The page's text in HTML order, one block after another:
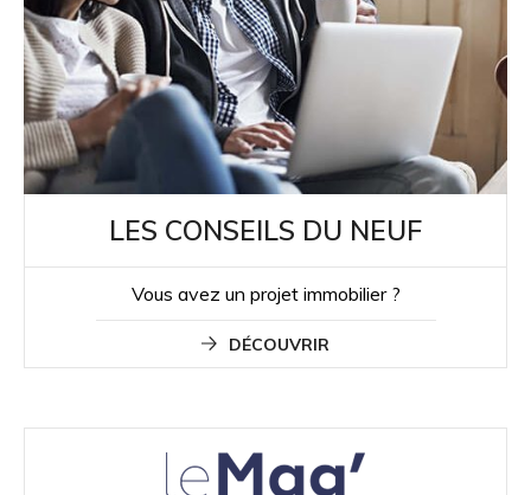
LES CONSEILS DU NEUF
Vous avez un projet immobilier ?
DÉCOUVRIR